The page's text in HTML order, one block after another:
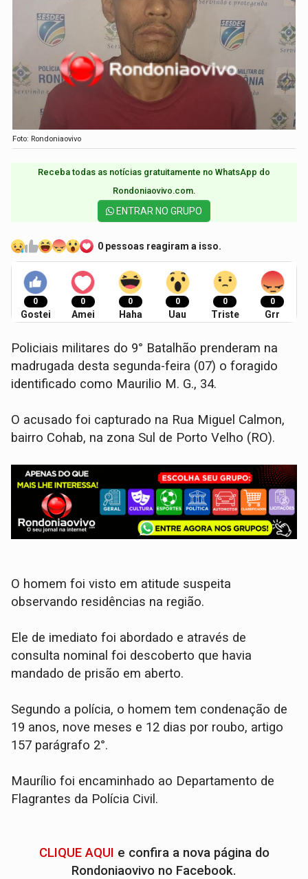
Foto: Rondoniaovivo
Receba todas as notícias gratuitamente no WhatsApp do
Rondoniaovivo.com.​
ENTRAR NO GRUPO
0 pessoas reagiram a isso.
0
Gostei
0
Amei
0
Haha
0
Uau
0
Triste
0
Grr
Policiais militares do 9° Batalhão prenderam na
madrugada desta segunda-feira (07) o foragido
identificado como Maurilio M. G., 34.
O acusado foi capturado na Rua Miguel Calmon,
bairro Cohab, na zona Sul de Porto Velho (RO).
O homem foi visto em atitude suspeita
observando residências na região.
Ele de imediato foi abordado e através de
consulta nominal foi descoberto que havia
mandado de prisão em aberto.
Segundo a polícia, o homem tem condenação de
19 anos, nove meses e 12 dias por roubo, artigo
157 parágrafo 2°.
Maurílio foi encaminhado ao Departamento de
Flagrantes da Polícia Civil.
CLIQUE AQUI e confira a nova página do
Rondoniaovivo no Facebook.